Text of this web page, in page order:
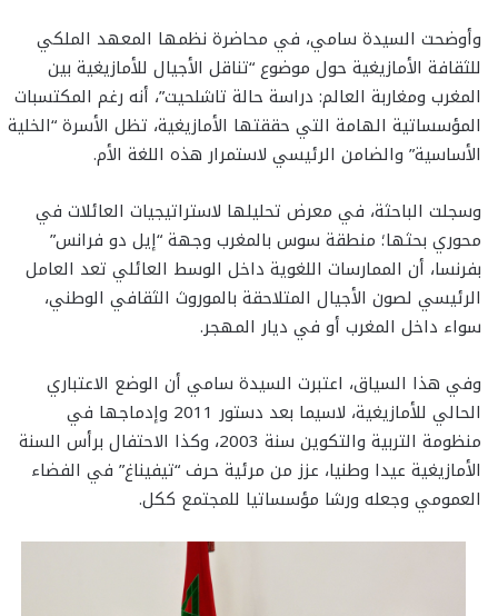
وأوضحت السيدة سامي، في محاضرة نظمها المعهد الملكي
للثقافة الأمازيغية حول موضوع “تناقل الأجيال للأمازيغية بين
المغرب ومغاربة العالم: دراسة حالة تاشلحيت”، أنه رغم المكتسبات
المؤسساتية الهامة التي حققتها الأمازيغية، تظل الأسرة “الخلية
الأساسية” والضامن الرئيسي لاستمرار هذه اللغة الأم.
وسجلت الباحثة، في معرض تحليلها لاستراتيجيات العائلات في
محوري بحثها؛ منطقة سوس بالمغرب وجهة “إيل دو فرانس”
بفرنسا، أن الممارسات اللغوية داخل الوسط العائلي تعد العامل
الرئيسي لصون الأجيال المتلاحقة بالموروث الثقافي الوطني،
سواء داخل المغرب أو في ديار المهجر.
وفي هذا السياق، اعتبرت السيدة سامي أن الوضع الاعتباري
الحالي للأمازيغية، لاسيما بعد دستور 2011 وإدماجها في
منظومة التربية والتكوين سنة 2003، وكذا الاحتفال برأس السنة
الأمازيغية عيدا وطنيا، عزز من مرئية حرف “تيفيناغ” في الفضاء
العمومي وجعله ورشا مؤسساتيا للمجتمع ككل.